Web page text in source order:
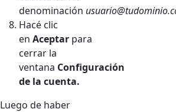
denominación
Hacé clic
en Aceptar para
cerrar la
ventana Configuración
de la cuenta.
Luego de haber